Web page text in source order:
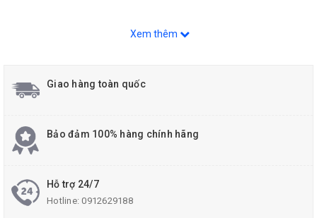
Xem thêm
Giao hàng toàn quốc
Bảo đảm 100% hàng chính hãng
Hỗ trợ 24/7
Hotline:0912629188